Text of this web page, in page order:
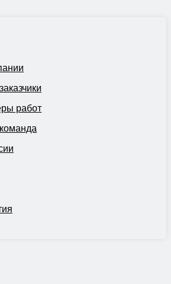
работ